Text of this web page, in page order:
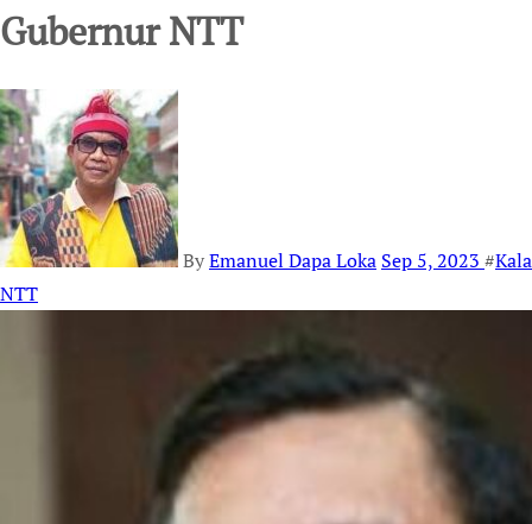
Gubernur NTT
ByEmanuel Dapa Loka Sep 5, 2023 #
NTT